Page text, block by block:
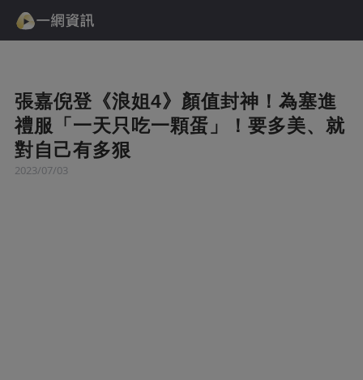
張嘉倪登《浪姐4》顏值封神！為塞進
禮服「一天只吃一顆蛋」！要多美、就
對自己有多狠
2023/07/03